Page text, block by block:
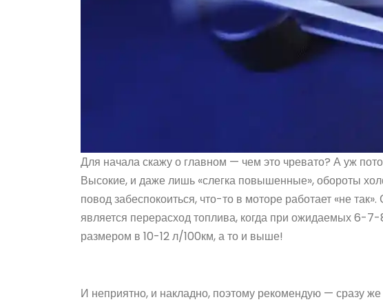
Для начала скажу о главном — чем это чревато? А уж
Высокие, и даже лишь «слегка повышенные», обороты
повод забеспокоиться, что-то в моторе работает «не
является перерасход топлива, когда при ожидаемых 6-
размером в 10-12 л/100км, а то и выше!
И неприятно, и накладно, поэтому рекомендую — сразу